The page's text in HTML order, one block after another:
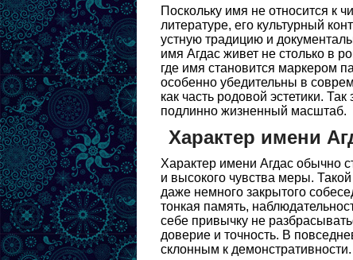
Поскольку имя не относится к
литературе, его культурный
устную традицию и
имя Агдас живет не столько в
где имя становится маркером
особенно убедительны в
как часть родовой эстетики.
подлинно жизненный масштаб.
Характер имени
Характер имени Агдас обычно
и высокого чувства меры.
даже немного закрытого
тонкая память,
себе привычку не
доверие и точность. В
склонным к демонстративности.